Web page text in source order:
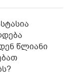
წლიანი